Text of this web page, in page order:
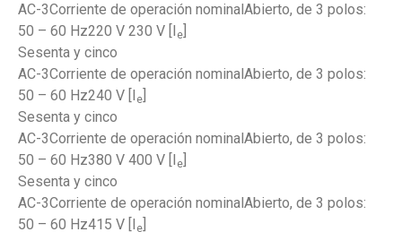
AC-3Corriente de operación nominalAbierto, de 3 polos:
50 – 60 Hz220 V 230 V [I
e
Sesenta y cinco
AC-3Corriente de operación nominalAbierto, de 3 polos:
50 – 60 Hz240 V [I
e
Sesenta y cinco
AC-3Corriente de operación nominalAbierto, de 3 polos:
50 – 60 Hz380 V 400 V [I
e
Sesenta y cinco
AC-3Corriente de operación nominalAbierto, de 3 polos:
50 – 60 Hz415 V [I
e